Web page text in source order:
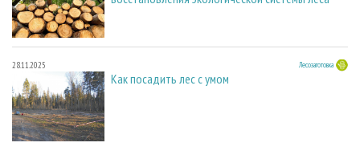
28.11.2025 Лесозаготовка
Как посадить лес с умом